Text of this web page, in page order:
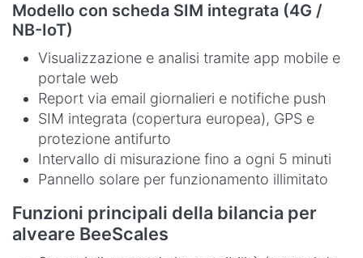
Modello con scheda SIM integrata (4G /
NB-IoT)
Visualizzazione e analisi tramite app mobile e
portale web
Report via email giornalieri e notifiche push
SIM integrata (copertura europea), GPS e
protezione antifurto
Intervallo di misurazione fino a ogni 5 minuti
Pannello solare per funzionamento illimitato
Funzioni principali della bilancia per
alveare BeeScales